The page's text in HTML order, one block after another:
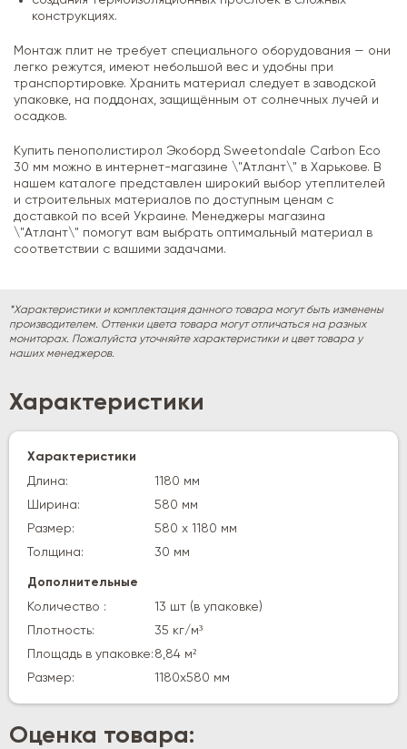
конструкциях.
Монтаж плит не требует специального оборудования — они
легко режутся, имеют небольшой вес и удобны при
транспортировке. Хранить материал следует в заводской
упаковке, на поддонах, защищённым от солнечных лучей и
осадков.
Купить пенополистирол Экоборд Sweetondale Carbon Eco
30 мм можно в интернет-магазине \"Атлант\" в Харькове. В
нашем каталоге представлен широкий выбор утеплителей
и строительных материалов по доступным ценам с
доставкой по всей Украине. Менеджеры магазина
\"Атлант\" помогут вам выбрать оптимальный материал в
соответствии с вашими задачами.
*Характеристики и комплектация данного товара могут быть изменены
производителем. Оттенки цвета товара могут отличаться на разных
мониторах. Пожалуйста уточняйте характеристики и цвет товара у
наших менеджеров.
Характеристики
Характеристики
Длина:
1180 мм
Ширина:
580 мм
Размер:
580 х 1180 мм
Толщина:
30 мм
Дополнительные
Количество :
13 шт (в упаковке)
Плотность:
35 кг/м³
Площадь в упаковке: 8,84 м²
Размер:
1180х580 мм
Оценка товара: